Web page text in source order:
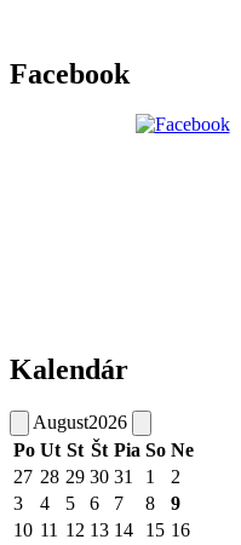
Facebook
Kalendár
August2026
Po Ut St Št Pia So Ne
27 28 29 30 31 1
2
3
4 5 6 7 8
9
10 11 12 13 14 15 16